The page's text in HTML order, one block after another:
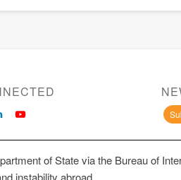
of State via the Bureau of
instability abroad.